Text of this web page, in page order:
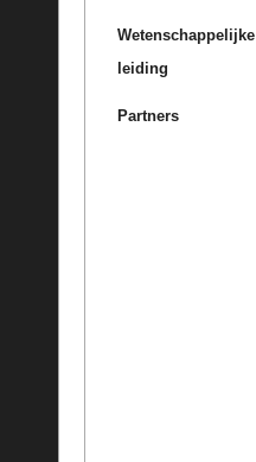
Wetenschappelijke
leiding
Partners